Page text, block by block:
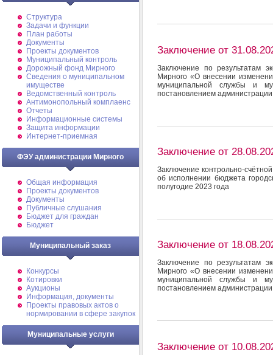
Структура
Задачи и функции
План работы
Документы
Проекты документов
Муниципальный контроль
Дорожный фонд Мирного
Cведения о муниципальном
имуществе
Ведомственный контроль
Антимонопольный комплаенс
Отчеты
Информационные системы
Защита информации
Интернет-приемная
ФЭУ администрации Мирного
Общая информация
Проекты документов
Документы
Публичные слушания
Бюджет для граждан
Бюджет
Муниципальный заказ
Конкурсы
Котировки
Аукционы
Информация, документы
Проекты правовых актов о
нормировании в сфере закупок
Муниципальные услуги
Заключение от
Заключение по результатам
Мирного «О внесении
муниципальной службы и
постановлением
Заключение от
Заключение контрольно-
об исполнении бюджета
полугодие 2023 года
Заключение от
Заключение по результатам
Мирного «О внесении
муниципальной службы и
постановлением
Заключение от